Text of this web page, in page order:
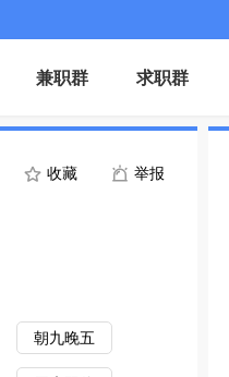
兼职群 求职群
收藏 举报
朝九晚五